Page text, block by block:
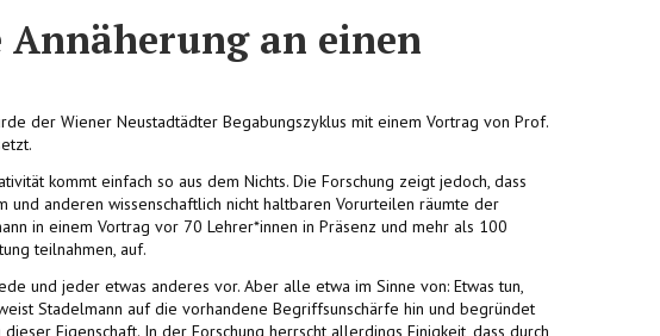
an einen
der Wiener Neustadtädter Begabungszyklus mit einem Vortrag von Prof.
kommt einfach so aus dem Nichts. Die Forschung zeigt jedoch, dass
und anderen wissenschaftlich nicht haltbaren Vorurteilen räumte der
in einem Vortrag vor 70 Lehrer*innen in Präsenz und mehr als 100
teilnahmen, auf.
und jeder etwas anderes vor. Aber alle etwa im Sinne von: Etwas tun,
Stadelmann auf die vorhandene Begriffsunschärfe hin und begründet
Eigenschaft. In der Forschung herrscht allerdings Einigkeit, dass durch